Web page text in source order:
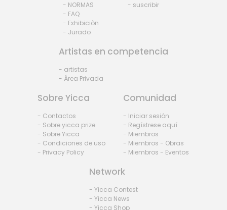
- NORMAS
- FAQ
- Exhibiciòn
- Jurado
- suscribir
Artistas en competencia
- artistas
- Área Privada
Sobre Yicca
- Contactos
- Sobre yicca prize
- Sobre Yicca
- Condiciones de uso
- Privacy Policy
Comunidad
- Iniciar sesión
- Regístrese aquí
- Miembros
- Miembros - Obras
- Miembros - Eventos
Network
- Yicca Contest
- Yicca News
- Yicca Shop